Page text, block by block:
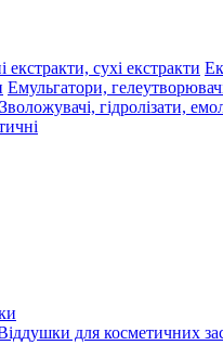
Емульгатори,
Зволожувачі, гідролізати,
для косметичних